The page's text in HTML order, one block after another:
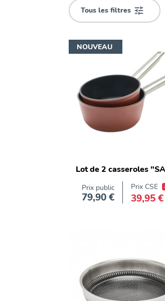
Tous les filtres 
Lot de 2 casseroles
Prix public
Prix
79,90 €
Prix CSE
39,95 €
NOUVEAU